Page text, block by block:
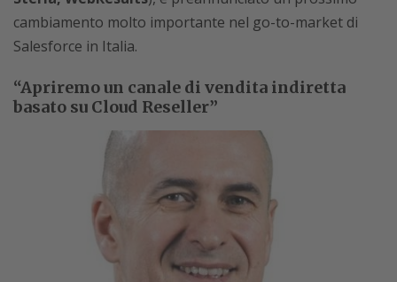
cambiamento molto importante nel go-to-market di
Salesforce in Italia.
“Apriremo un canale di vendita indiretta
basato su Cloud Reseller”